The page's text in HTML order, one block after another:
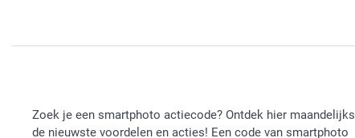
Zoek je een smartphoto actiecode? Ontdek hier maandelijks
de nieuwste voordelen en acties! Een code van smartphoto